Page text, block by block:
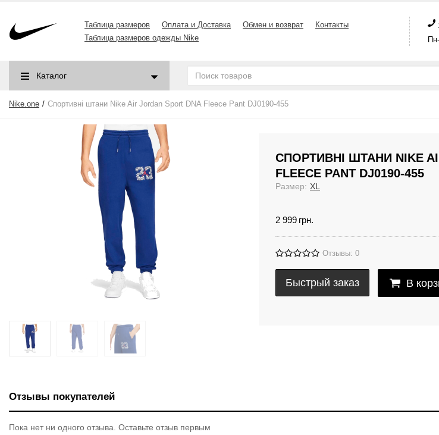
Таблица размеров Оплата и Доставка Обмен и возврат
Контакты
Таблица размеров одежды Nike
Каталог
Nike.one Спортивні штани Nike Air Jordan Sport DNA Fleece Pant DJ0190-455
СПОРТИВНІ ШТАНИ NIKE
FLEECE PANT DJ0190-455
Размер: XL
2 999 грн.
Отзывы: 0
Быстрый заказ В
Отзывы покупателей
Пока нет ни одного отзыва. Оставьте отзыв первым